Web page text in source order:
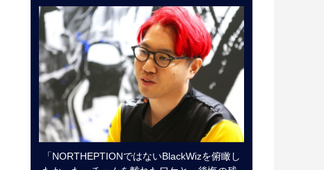
「NORTHEPTIONではないBlackWizを俯瞰し